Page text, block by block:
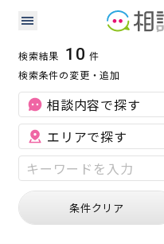
岡山県の離婚・浮気
離婚・浮気
検索結果 10 件
検索条件の変更・追加
相談内容で探す
エリアで探す
条件クリア